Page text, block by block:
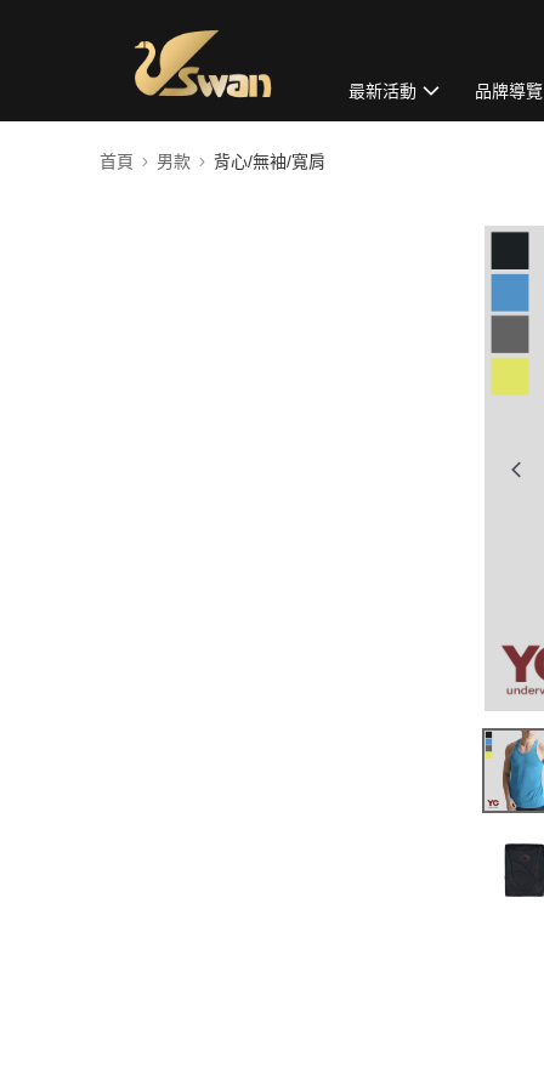
最新活動 品牌導覽
首頁 男款 背心/無袖/寬肩